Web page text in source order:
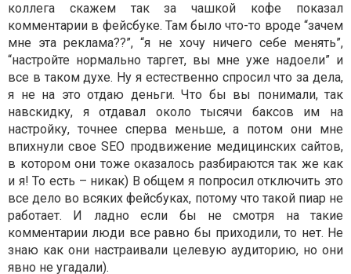
коллега скажем так за чашкой кофе показал
комментарии в фейсбуке. Там было что-то вроде “зачем
мне эта реклама??”, “я не хочу ничего себе менять”,
“настройте нормально таргет, вы мне уже надоели” и
все в таком духе. Ну я естественно спросил что за дела,
я не на это отдаю деньги. Что бы вы понимали, так
навскидку, я отдавал около тысячи баксов им на
настройку, точнее сперва меньше, а потом они мне
впихнули свое SEO продвижение медицинских сайтов,
в котором они тоже оказалось разбираются так же как
и я! То есть – никак) В общем я попросил отключить это
все дело во всяких фейсбуках, потому что такой пиар не
работает. И ладно если бы не смотря на такие
комментарии люди все равно бы приходили, то нет. Не
знаю как они настраивали целевую аудиторию, но они
явно не угадали).